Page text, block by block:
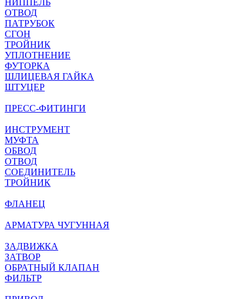
ОТВОД
ПАТРУБОК
СГОН
ТРОЙНИК
УПЛОТНЕНИЕ
ФУТОРКА
ШЛИЦЕВАЯ ГАЙКА
ШТУЦЕР
ПРЕСС-ФИТИНГИ
ИНСТРУМЕНТ
МУФТА
ОБВОД
ОТВОД
СОЕДИНИТЕЛЬ
ТРОЙНИК
ФЛАНЕЦ
АРМАТУРА ЧУГУННАЯ
ЗАДВИЖКА
ЗАТВОР
ОБРАТНЫЙ КЛАПАН
ФИЛЬТР